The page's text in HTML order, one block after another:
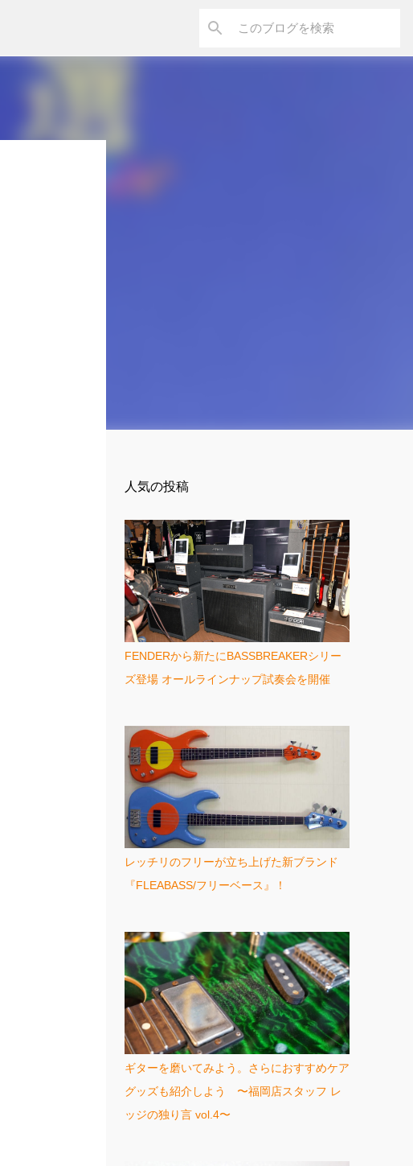
人気の投稿
FENDERから新たにBASSBREAKERシリー
ズ登場 オールラインナップ試奏会を開催
レッチリのフリーが立ち上げた新ブランド
『FLEABASS/フリーベース』！
ギターを磨いてみよう。さらにおすすめケア
グッズも紹介しよう 〜福岡店スタッフ レ
ッジの独り言 vol.4〜